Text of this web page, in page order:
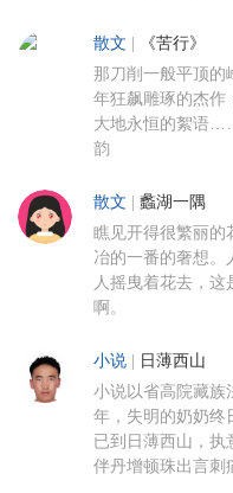
散文 | 《苦行》
那刀削一般平顶的
年狂飙雕琢的杰作
大地永恒的絮语
韵
散文 | 蠡湖一隅
瞧见开得很繁丽的
冶的一番的奢想。
人摇曳着花去，
啊。
小说 | 日薄西山
小说以省高院藏族
年，失明的奶奶终
已到日薄西山，执
伴丹增顿珠出言刺